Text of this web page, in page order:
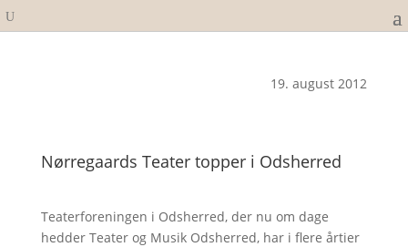
19. august 2012
Nørregaards Teater topper i Odsherred
Teaterforeningen i Odsherred, der nu om dage
hedder Teater og Musik Odsherred, har i flere årtier